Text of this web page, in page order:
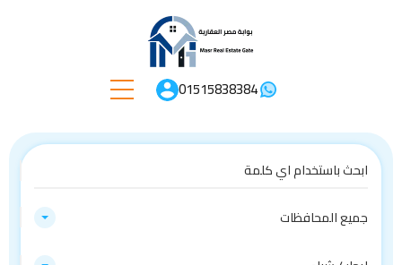
01515838384
جميع المحافظات